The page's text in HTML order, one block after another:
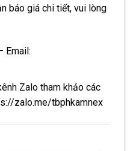
báo giá chi tiết, vui lòng
Email:
Zalo tham khảo các
zalo.me/tbphkamnex